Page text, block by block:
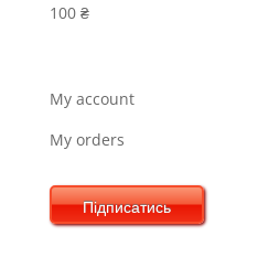
100 ₴
My account
My orders
Підписатись